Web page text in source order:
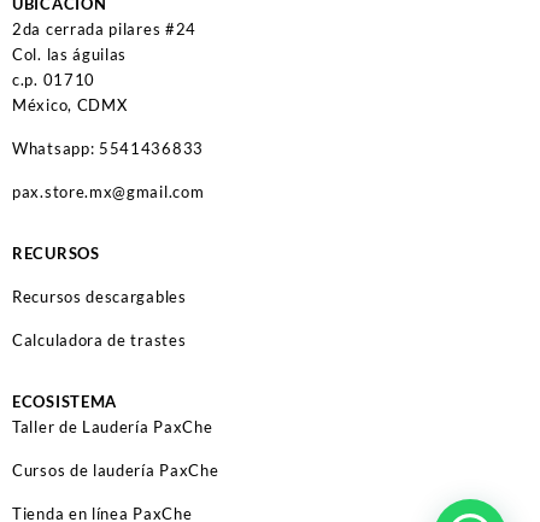
2da cerrada pilares #24
Col. las águilas
c.p. 01710
México, CDMX
Whatsapp: 5541436833
pax.store.mx@gmail.com
RECURSOS
Recursos descargables
Calculadora de trastes
ECOSISTEMA
Taller de Laudería PaxChe
Cursos de laudería PaxChe
Tienda en línea PaxChe